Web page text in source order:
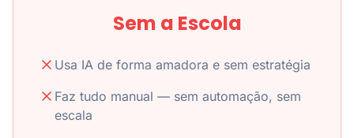
Sem a Escola
Usa IA de forma amadora e sem estratégia
Faz tudo manual — sem automação, sem
escala